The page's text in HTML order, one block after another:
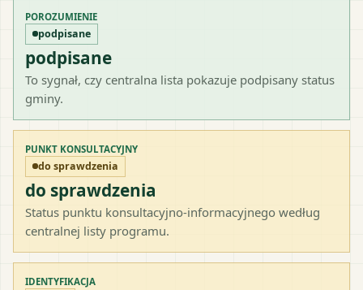
POROZUMIENIE
podpisane
podpisane
To sygnał, czy centralna lista pokazuje podpisany status
gminy.
PUNKT KONSULTACYJNY
do sprawdzenia
do sprawdzenia
Status punktu konsultacyjno-informacyjnego według
centralnej listy programu.
IDENTYFIKACJA